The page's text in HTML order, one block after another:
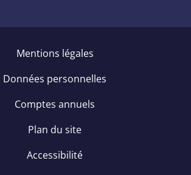
Mentions légales
Données personnelles
Comptes annuels
Plan du site
Accessibilité